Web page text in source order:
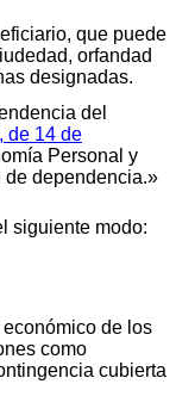
que puede
orfandad
designadas.
del
de 14 de
Personal y
dependencia.»
siguiente modo:
de los
como
cubierta